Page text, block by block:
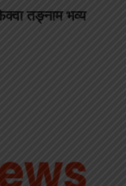
तङ्नाम भव्य